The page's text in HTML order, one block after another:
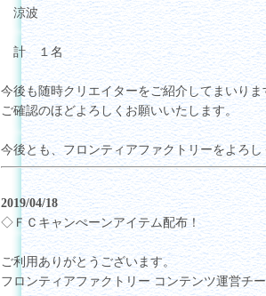
涼波
計 １名
今後も随時クリエイターをご紹介してまいりま
ご確認のほどよろしくお願いいたします。
今後とも、フロンティアファクトリーをよろ
2019/04/18
◇ＦＣキャンぺーンアイテム配布！
ご利用ありがとうございます。
フロンティアファクトリー コンテンツ運営チ